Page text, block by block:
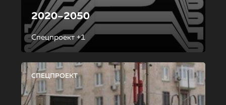
2020–2050
Спецпроект +1
СПЕЦПРОЕКТ